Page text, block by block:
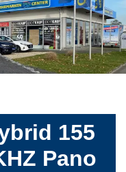
155
Pano